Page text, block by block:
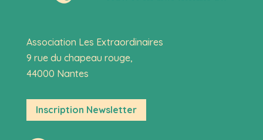
Association Les Extraordinaires
9 rue du chapeau rouge,
44000 Nantes
Inscription Newsletter